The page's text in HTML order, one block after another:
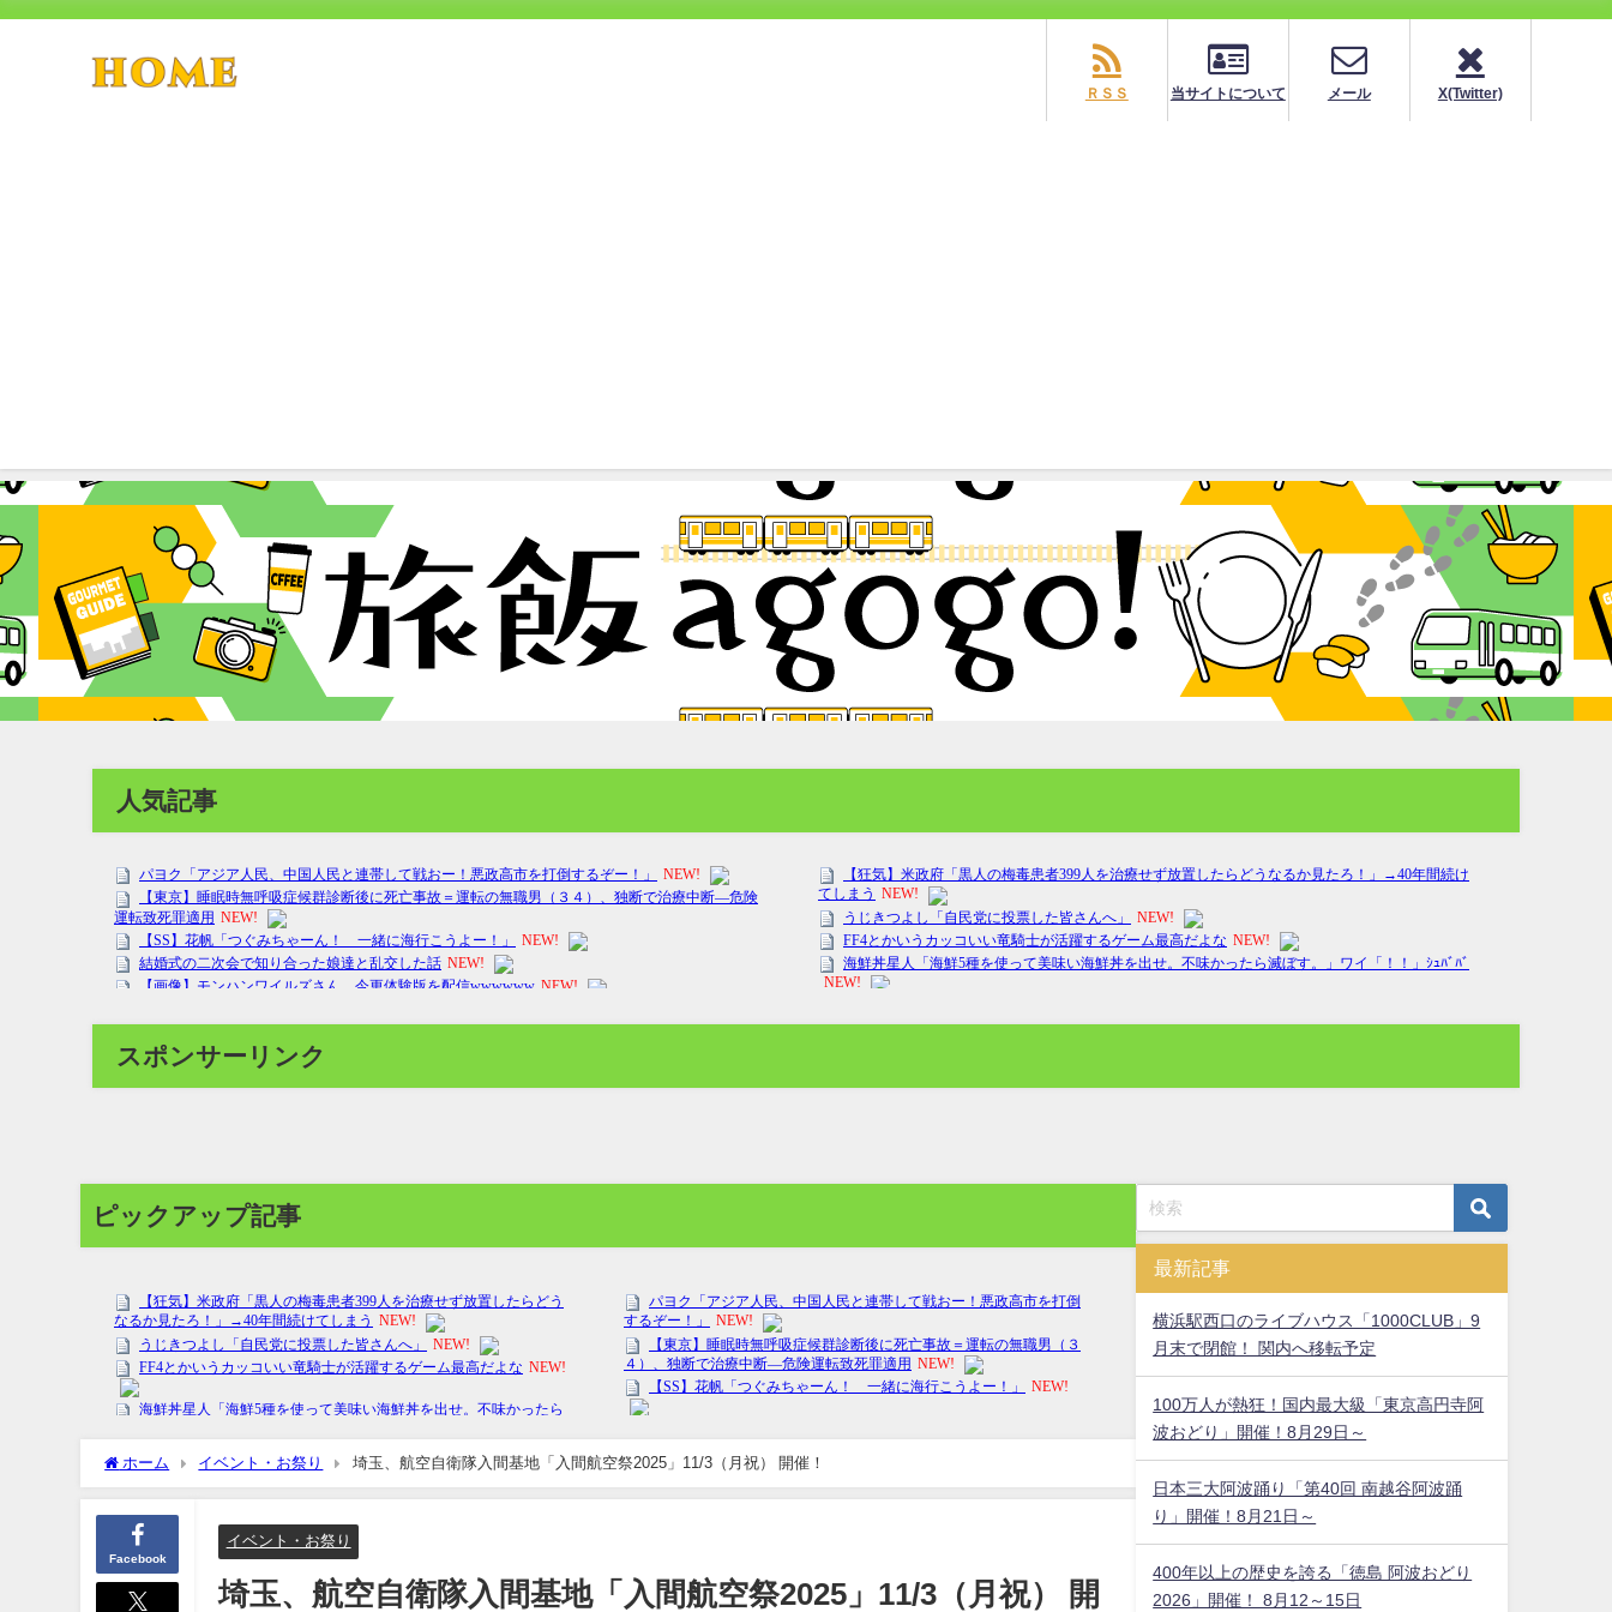
ＲＳＳ 当サイトについて メール X(Twitter)
人気記事
スポンサーリンク
ピックアップ記事
ホーム イベント・お祭り 埼玉、航空自衛隊入間基地「入間航空祭2025」11/3（月祝） 開催！
Facebook
イベント・お祭り
埼玉、航空自衛隊入間基地「入間航空祭2025」11/3（月祝） 開
最新記事
横浜駅西口のライブハウス「1000CLUB」9
月末で閉館！ 関内へ移転予定
100万人が熱狂！国内最大級「東京高円寺阿
波おどり」開催！8月29日～
日本三大阿波踊り「第40回 南越谷阿波踊
り」開催！8月21日～
400年以上の歴史を誇る「徳島 阿波おどり
2026」開催！ 8月12～15日